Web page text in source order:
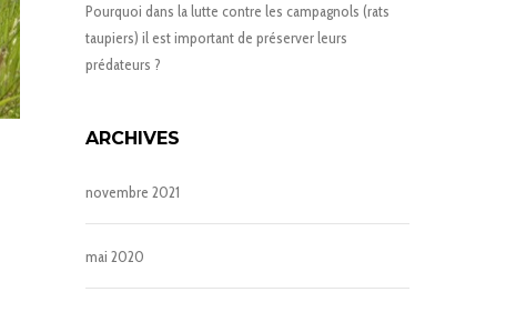
Pourquoi dans la lutte contre les campagnols (rats
taupiers) il est important de préserver leurs
prédateurs ?
ARCHIVES
novembre 2021
mai 2020